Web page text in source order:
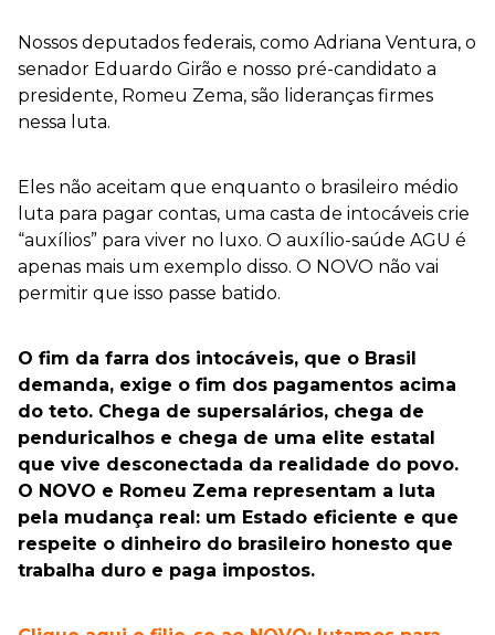
Nossos deputados federais, como Adriana Ventura, o
senador Eduardo Girão e nosso pré-candidato a
presidente, Romeu Zema, são lideranças firmes
nessa luta.
Eles não aceitam que enquanto o brasileiro médio
luta para pagar contas, uma casta de intocáveis crie
“auxílios” para viver no luxo. O auxílio-saúde AGU é
apenas mais um exemplo disso. O NOVO não vai
permitir que isso passe batido.
O fim da farra dos intocáveis, que o Brasil
demanda, exige o fim dos pagamentos acima
do teto. Chega de supersalários, chega de
penduricalhos e chega de uma elite estatal
que vive desconectada da realidade do povo.
O NOVO e Romeu Zema representam a luta
pela mudança real: um Estado eficiente e que
respeite o dinheiro do brasileiro honesto que
trabalha duro e paga impostos.